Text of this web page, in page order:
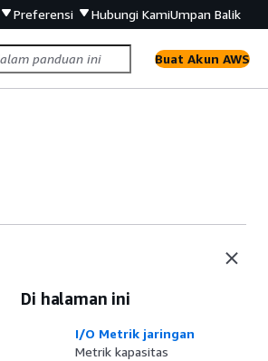
Preferensi Hubungi KamiUmpan Balik
Buat Akun AWS
Di halaman ini
I/O Metrik jaringan
Metrik kapasitas